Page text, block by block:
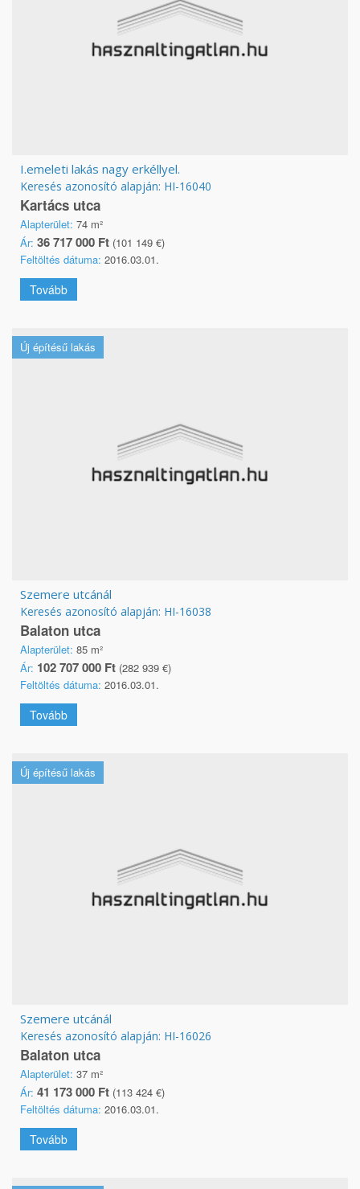
I.emeleti lakás nagy erkéllyel.
Keresés azonosító alapján: HI-16040
Kartács utca
Alapterület: 74 m²
Ár: 36 717 000 Ft (101 149 €)
Feltöltés dátuma: 2016.03.01.
Tovább
Új építésű lakás
Szemere utcánál
Keresés azonosító alapján: HI-16038
Balaton utca
Alapterület: 85 m²
Ár: 102 707 000 Ft (282 939 €)
Feltöltés dátuma: 2016.03.01.
Tovább
Új építésű lakás
Szemere utcánál
Keresés azonosító alapján: HI-16026
Balaton utca
Alapterület: 37 m²
Ár: 41 173 000 Ft (113 424 €)
Feltöltés dátuma: 2016.03.01.
Tovább